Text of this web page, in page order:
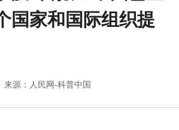
国家和国际组织提
来源： 人民网-科普中国